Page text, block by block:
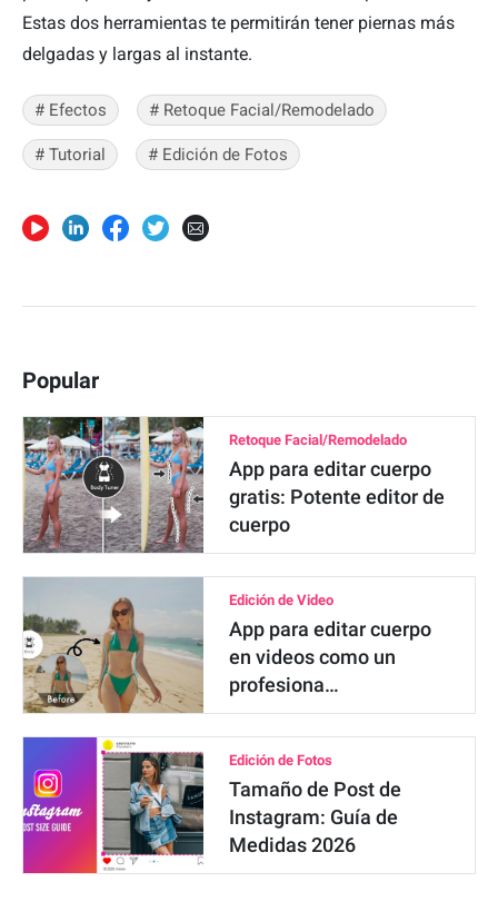
Estas dos herramientas te permitirán tener piernas más
delgadas y largas al instante.
# Efectos # Retoque Facial/Remodelado
# Tutorial # Edición de Fotos
Popular
Retoque Facial/Remodelado
App para editar cuerpo
gratis: Potente editor de
cuerpo
Edición de Video
App para editar cuerpo
en videos como un
profesiona…
Edición de Fotos
Tamaño de Post de
Instagram: Guía de
Medidas 2026